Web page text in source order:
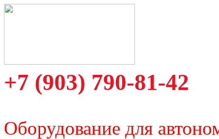
+7 (903) 790-81-42
Оборудование для